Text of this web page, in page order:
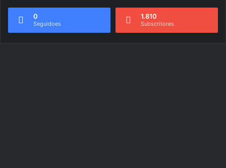
0
Seguidoes
1.810
Subscritores